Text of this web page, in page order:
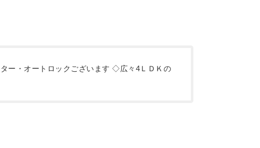
ー・オートロックございます ◇広々4ＬＤＫの